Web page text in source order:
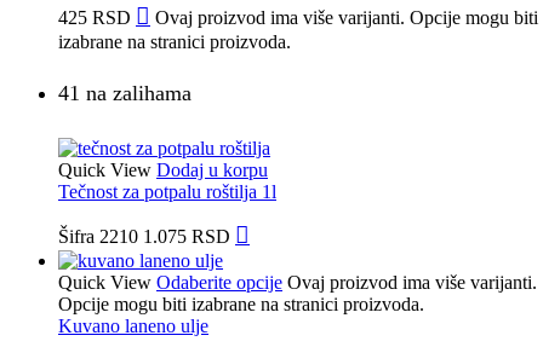
425 RSD
Ovaj proizvod ima više varijanti. Opcije mogu biti
izabrane na stranici proizvoda.
41 na zalihama
Quick View Dodaj u korpu
Tečnost za potpalu roštilja 1l
Šifra 2210 1.075 RSD
Quick View Odaberite opcije Ovaj proizvod ima više varijanti.
Opcije mogu biti izabrane na stranici proizvoda.
Kuvano laneno ulje